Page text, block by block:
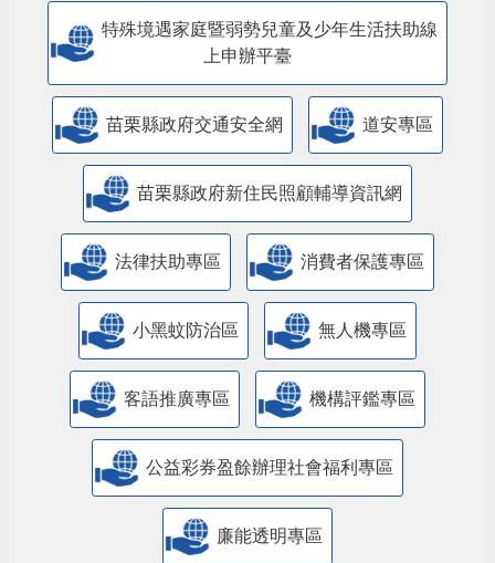
特殊境遇家庭暨弱勢兒童及少年生活扶助線
上申辦平臺
苗栗縣政府交通安全網 道安專區
苗栗縣政府新住民照顧輔導資訊網
法律扶助專區 消費者保護專區
小黑蚊防治區 無人機專區
客語推廣專區 機構評鑑專區
公益彩券盈餘辦理社會福利專區
廉能透明專區